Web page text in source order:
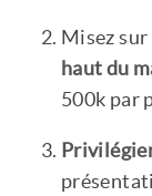
Misez
haut du
500k par